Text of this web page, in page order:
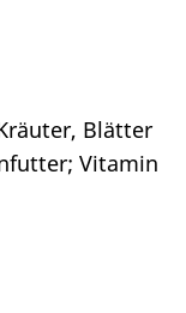
Blätter
Vitamin